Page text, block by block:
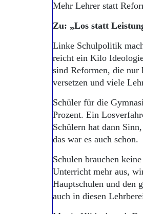
Mehr Lehrer statt
Zu: „Los statt
Linke Schulpolitik
reicht ein Kilo
sind Reformen, die nur
versetzen und viele
Schüler für die
Prozent. Ein
Schülern hat dann
das war es auch schon.
Schulen brauchen
Unterricht mehr aus,
Hauptschulen und den
auch in diesen